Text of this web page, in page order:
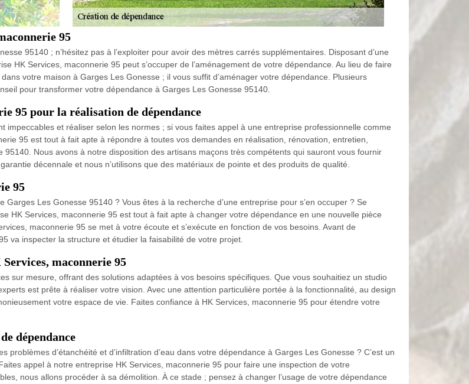
95
95140 ; n’hésitez pas à l’exploiter pour avoir des mètres carrés supplémentaires. Disposant d’une
HK Services, maconnerie 95 peut s’occuper de l’aménagement de votre dépendance. Au lieu de faire
votre maison à Garges Les Gonesse ; il vous suffit d’aménager votre dépendance. Plusieurs
pour transformer votre dépendance à Garges Les Gonesse 95140.
95 pour la réalisation de dépendance
impeccables et réaliser selon les normes ; si vous faites appel à une entreprise professionnelle comme
95 est tout à fait apte à répondre à toutes vos demandes en réalisation, rénovation, entretien,
Nous avons à notre disposition des artisans maçons très compétents qui sauront vous fournir
décennale et nous n’utilisons que des matériaux de pointe et des produits de qualité.
95
Les Gonesse 95140 ? Vous êtes à la recherche d’une entreprise pour s’en occuper ? Se
HK Services, maconnerie 95 est tout à fait apte à changer votre dépendance en une nouvelle pièce
maconnerie 95 se met à votre écoute et s’exécute en fonction de vos besoins. Avant de
va inspecter la structure et étudier la faisabilité de votre projet.
maconnerie 95
sur mesure, offrant des solutions adaptées à vos besoins spécifiques. Que vous souhaitiez un studio
est prête à réaliser votre vision. Avec une attention particulière portée à la fonctionnalité, au design
votre espace de vie. Faites confiance à HK Services, maconnerie 95 pour étendre votre
dépendance
d’étanchéité et d’infiltration d’eau dans votre dépendance à Garges Les Gonesse ? C’est un
appel à notre entreprise HK Services, maconnerie 95 pour faire une inspection de votre
nous allons procéder à sa démolition. À ce stade ; pensez à changer l’usage de votre dépendance